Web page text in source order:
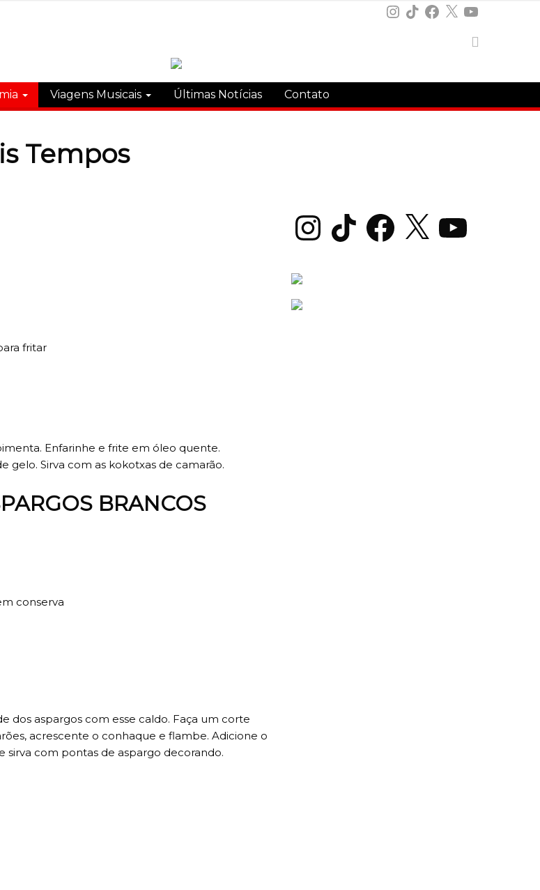
Instagram
TikTokFacebook
X YouTube
Viagens Musicais Últimas Notícias Contato
Tempos
fritar
Enfarinhe e frite em óleo quente.
gelo. Sirva com as kokotxas de camarão.
BRANCOS
conserva
dos aspargos com esse caldo. Faça um corte
acrescente o conhaque e flambe. Adicione o
com pontas de aspargo decorando.
InstagramTikTok Facebook
X YouTube